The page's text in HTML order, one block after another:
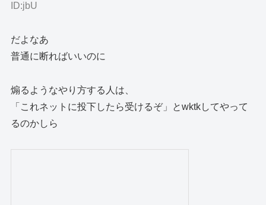
ID:jbU
だよなあ
普通に断ればいいのに
煽るようなやり方する人は、
「これネットに投下したら受けるぞ」とwktkしてやって
るのかしら